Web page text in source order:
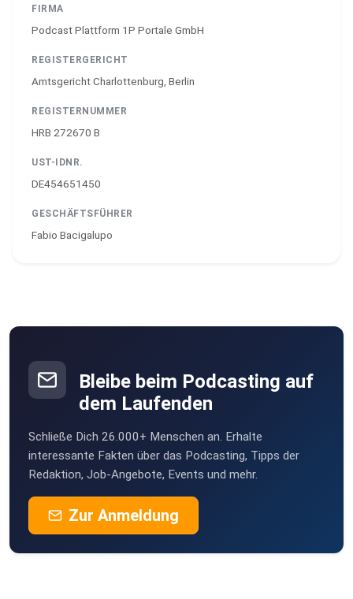
FIRMA
Podcast Plattform 1P Portale GmbH
REGISTERGERICHT
Amtsgericht Charlottenburg, Berlin
REGISTERNUMMER
HRB 272670 B
UST-IDNR.
DE454651450
GESCHÄFTSFÜHRER
Fabio Bacigalupo
Bleibe beim Podcasting auf
dem Laufenden
Schließe Dich 26.000+ Menschen an. Erhalte
interessante Fakten über das Podcasting, Tipps der
Redaktion, Job-Angebote, Events und mehr.
Zur Anmeldung